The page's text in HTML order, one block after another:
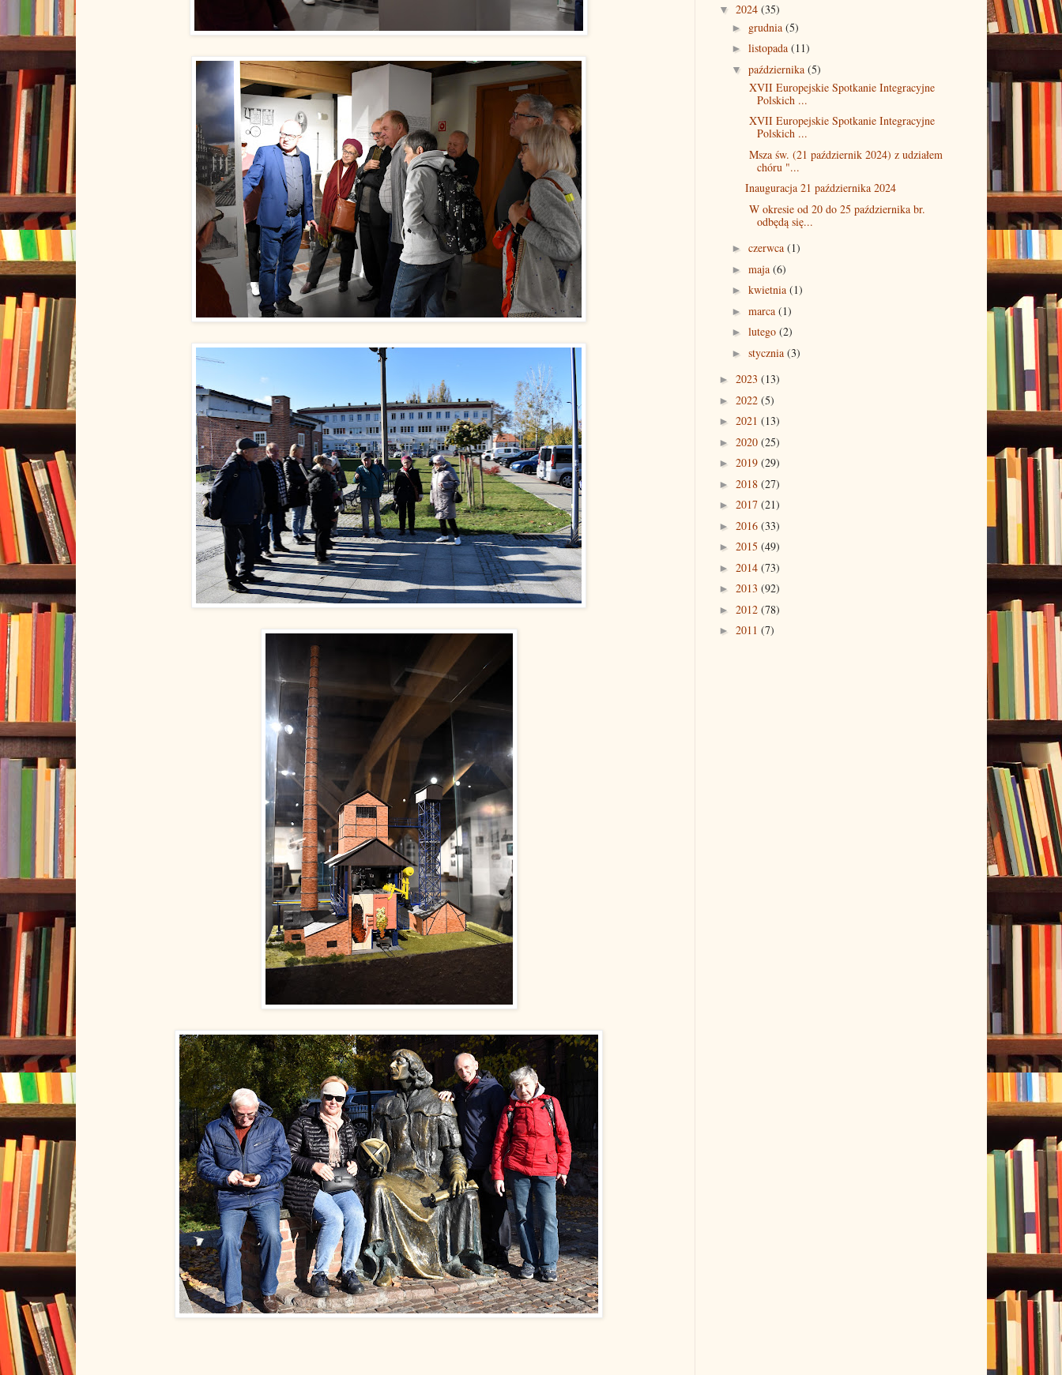
▼ 2024 (35)
► grudnia(5)
►listopada(11)
▼października(5)
XVII Europejskie Spotkanie Integracyjne
Polskich ...
XVII Europejskie Spotkanie Integracyjne
Polskich ...
Msza św. (21 październik 2024) z udziałem
chóru "...
Inauguracja 21 października 2024
W okresie od 20 do 25 października br.
odbędą się...
►czerwca(1)
►maja(6)
►kwietnia(1)
►marca(1)
►lutego(2)
►stycznia(3)
► 2023 (13)
► 2022 (5)
► 2021 (13)
► 2020 (25)
► 2019 (29)
► 2018 (27)
► 2017 (21)
► 2016 (33)
► 2015 (49)
► 2014 (73)
► 2013 (92)
► 2012 (78)
► 2011 (7)